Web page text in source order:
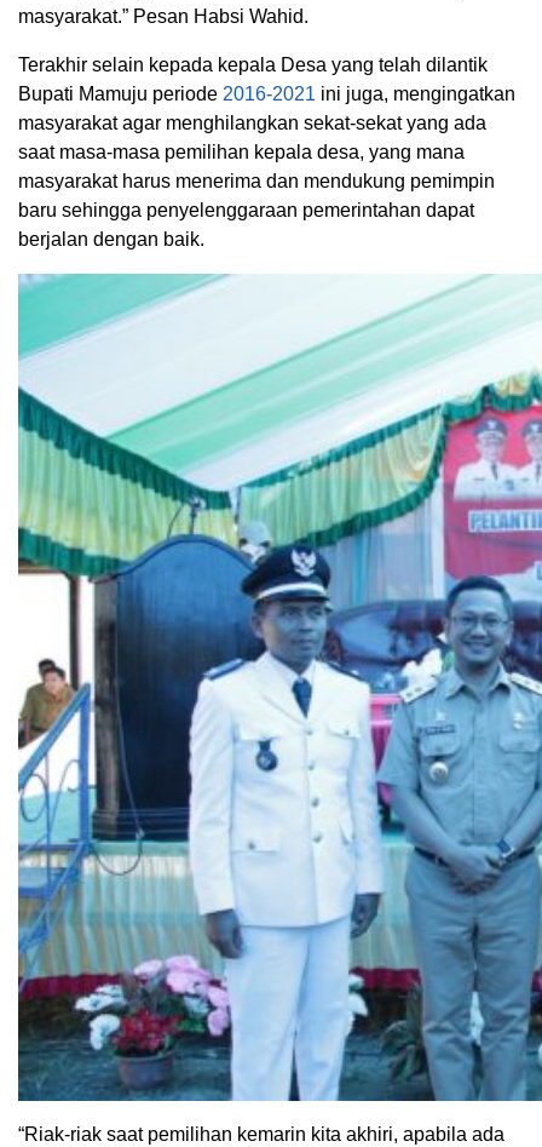
masyarakat.” Pesan Habsi Wahid.
Terakhir selain kepada kepala Desa yang telah dilantik
Bupati Mamuju periode 2016-2021 ini juga, mengingatkan
masyarakat agar menghilangkan sekat-sekat yang ada
saat masa-masa pemilihan kepala desa, yang mana
masyarakat harus menerima dan mendukung pemimpin
baru sehingga penyelenggaraan pemerintahan dapat
berjalan dengan baik.
“Riak-riak saat pemilihan kemarin kita akhiri, apabila ada